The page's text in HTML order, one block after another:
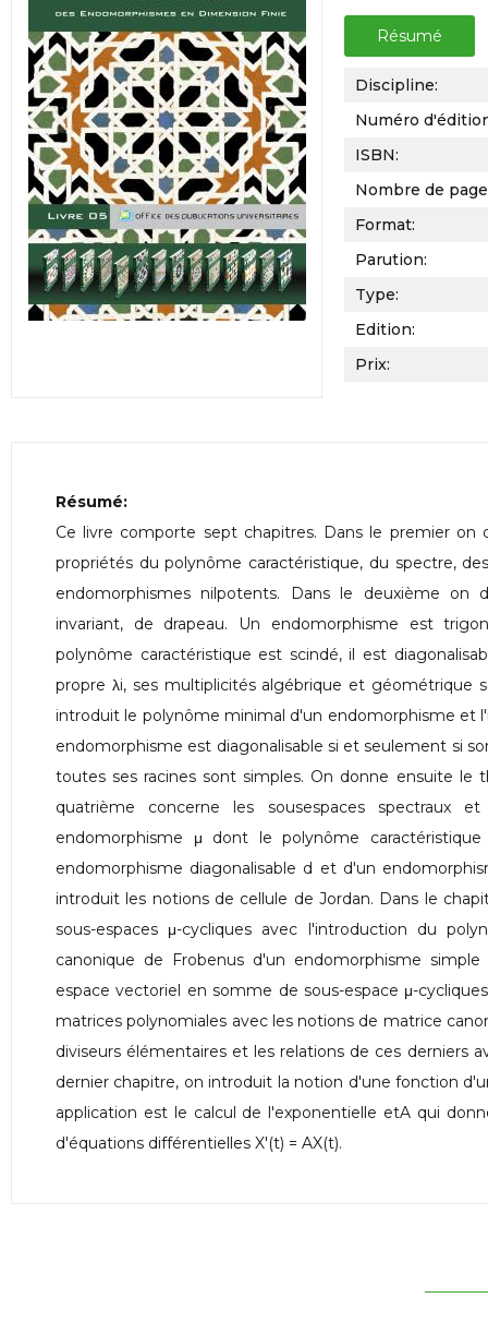
Résumé
Discipline:
Numéro
ISBN:
Nombre de
Format:
Parution:
Type:
Edition:
Prix:
Résumé:
Ce livre comporte sept chapitres. Dans le premier on
propriétés du polynôme caractéristique, du spectre,
endomorphismes nilpotents. Dans le deuxième on
invariant, de drapeau. Un endomorphisme est
polynôme caractéristique est scindé, il est
propre λi, ses multiplicités algébrique et géométrique
introduit le polynôme minimal d'un endomorphisme et
endomorphisme est diagonalisable si et seulement si
toutes ses racines sont simples. On donne ensuite le
quatrième concerne les sousespaces spectraux
endomorphisme μ dont le polynôme
endomorphisme diagonalisable d et d'un
introduit les notions de cellule de Jordan. Dans le
sous-espaces μ-cycliques avec l'introduction du
canonique de Frobenus d'un endomorphisme
espace vectoriel en somme de sous-espace μ-
matrices polynomiales avec les notions de matrice
diviseurs élémentaires et les relations de ces derniers
dernier chapitre, on introduit la notion d'une fonction
application est le calcul de l'exponentielle etA qui
d'équations différentielles X'(t) = AX(t).